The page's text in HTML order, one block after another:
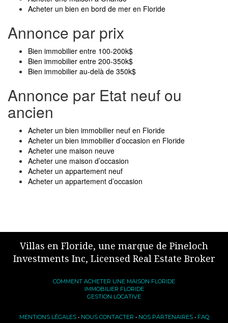
Acheter un bien en bord de mer en Floride
Annonce par prix
Bien immobilier entre 100-200k$
Bien immobilier entre 200-350k$
Bien immobilier au-delà de 350k$
Annonce par Etat neuf ou
ancien
Acheter un bien immobilier neuf en Floride
Acheter un bien immobilier d’occasion en Floride
Acheter une maison neuve
Acheter une maison d’occasion
Acheter un appartement neuf
Acheter un appartement d’occasion
Villas en Floride, une marque de Pineloch
Investments Inc, Licensed Real Estate Broker
COMMENT ACHETER UNE MAISON FLORIDE
IMMOBILIER FLORIDE
GESTION LOCATIVE
MENTIONS LÉGALES• NOUS CONTACTER • NOS PARTENAIRES• FAQ